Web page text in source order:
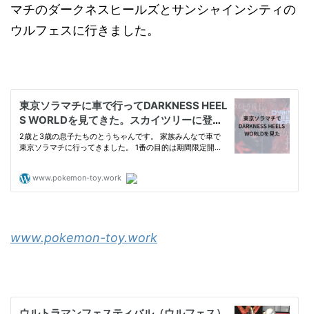
マチのダークネスヒールズとサンシャインシティの
ウルフェスに行きました。
www.pokemon-toy.work